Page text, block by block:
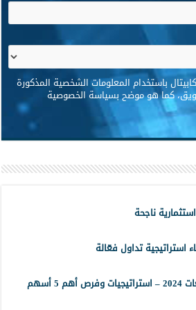
باستخدام المعلومات الشخصية المذكورة
كما هو موضح بسياسة الخصوصية
ناجحة
استراتيجية تداول فعّالة
5 أسهم